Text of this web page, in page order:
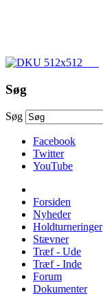
Søg
Søg
Facebook
Twitter
YouTube
Forsiden
Nyheder
Holdturneringer
Stævner
Træf - Ude
Træf - Inde
Forum
Dokumenter